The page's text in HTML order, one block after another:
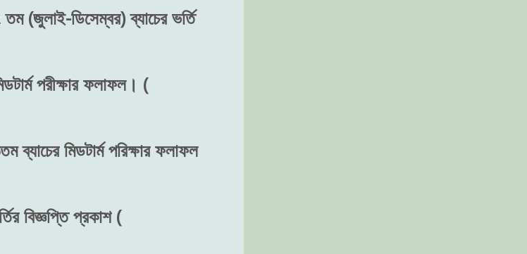
(জুলাই-ডিসেম্বর) ব্যাচের ভর্তি
পরীক্ষার ফলাফল। (
মিডটার্ম পরিক্ষার ফলাফল
বিজ্ঞপ্তি প্রকাশ (